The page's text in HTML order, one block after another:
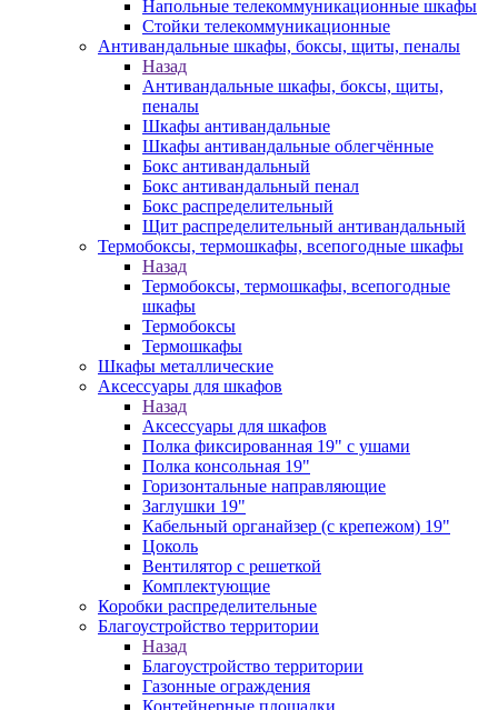
Напольные телекоммуникационные шкафы
Стойки телекоммуникационные
Антивандальные шкафы, боксы, щиты, пеналы
Назад
Антивандальные шкафы, боксы, щиты,
пеналы
Шкафы антивандальные
Шкафы антивандальные облегчённые
Бокс антивандальный
Бокс антивандальный пенал
Бокс распределительный
Щит распределительный антивандальный
Термобоксы, термошкафы, всепогодные шкафы
Назад
Термобоксы, термошкафы, всепогодные
шкафы
Термобоксы
Термошкафы
Шкафы металлические
Аксессуары для шкафов
Назад
Аксессуары для шкафов
Полка фиксированная 19" с ушами
Полка консольная 19"
Горизонтальные направляющие
Заглушки 19"
Кабельный органайзер (с крепежом) 19"
Цоколь
Вентилятор с решеткой
Комплектующие
Коробки распределительные
Благоустройство территории
Назад
Благоустройство территории
Газонные ограждения
Контейнерные площадки